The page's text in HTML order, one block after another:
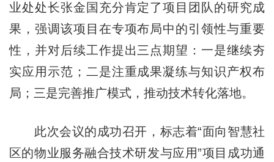
业处处长张金国充分肯定了项目团队的研究成
果，强调该项目在专项布局中的引领性与重要
性，并对后续工作提出三点期望：一是继续夯
实应用示范；二是注重成果凝练与知识产权布
局；三是完善推广模式，推动技术转化落地。
此次会议的成功召开，标志着“面向智慧社
区的物业服务融合技术研发与应用”项目成功通